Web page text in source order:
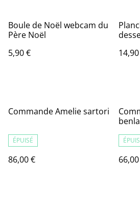
Boule de Noël webcam du
Père Noël
5,90 €
Commande Amelie sartori
ÉPUISÉ
86,00 €